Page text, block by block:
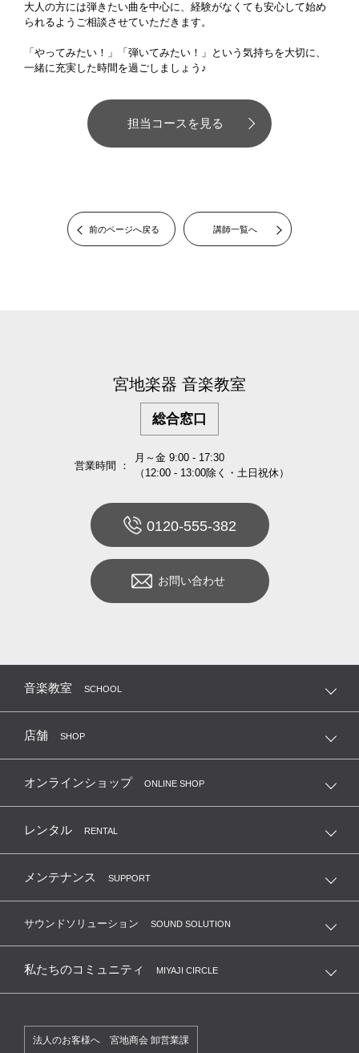
大人の方には弾きたい曲を中心に、経験がなくても安心して始め
られるようご相談させていただきます。
「やってみたい！」「弾いてみたい！」という気持ちを大切に、
一緒に充実した時間を過ごしましょう♪
担当コースを見る
前のページへ戻る 講師一覧へ
宮地楽器 音楽教室
総合窓口
営業時間 ：
月～金 9:00 - 17:30
（12:00 - 13:00除く・土日祝休）
0120-555-382
お問い合わせ
音楽教室 SCHOOL
店舗 SHOP
オンラインショップ ONLINE SHOP
レンタル RENTAL
メンテナンス SUPPORT
サウンドソリューション SOUND SOLUTION
私たちのコミュニティ MIYAJI CIRCLE
法人のお客様へ 宮地商会 卸営業課